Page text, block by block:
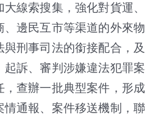
線索搜集，強化對貨運、
邊民互市等渠道的外來物
刑事司法的銜接配合，及
訴、審判涉嫌違法犯罪案
查辦一批典型案件，形成
通報、案件移送機制，聯